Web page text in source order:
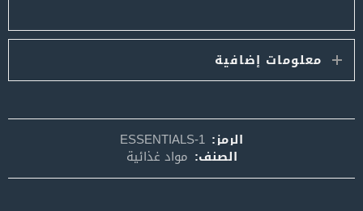
معلومات إضافية
الرمز: ESSENTIALS-1
الصنف: مواد غذائية